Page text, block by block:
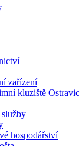
zařízení
kluziště
hospodářství